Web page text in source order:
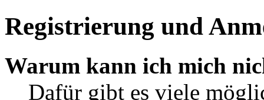
Registrierung und
Warum kann ich mich
Dafür gibt es viele